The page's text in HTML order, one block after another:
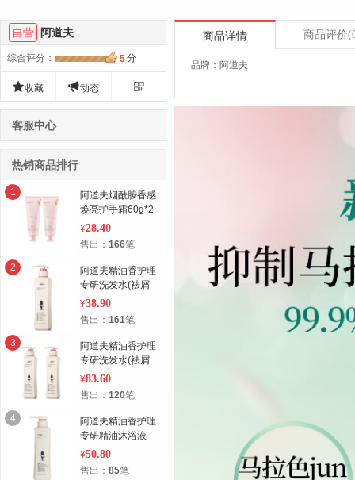
商品详情 商品评价
品牌：阿道夫
自营 阿道夫
综合评分 ： 5分
收藏 动态 
客服中心
热销商品排行
1
阿道夫烟酰胺香感
焕亮护手霜60g*2
¥28.40
售出： 166笔
2
阿道夫精油香护理
专研洗发水(祛屑
舒爽)420ml
¥38.90
售出： 161笔
3
阿道夫精油香护理
专研洗发水(祛屑
舒爽)420ml*2
¥83.60
售出： 120笔
4
阿道夫精油香护理
专研精油沐浴液
(魅力经典)420ml
¥50.80
售出： 85笔